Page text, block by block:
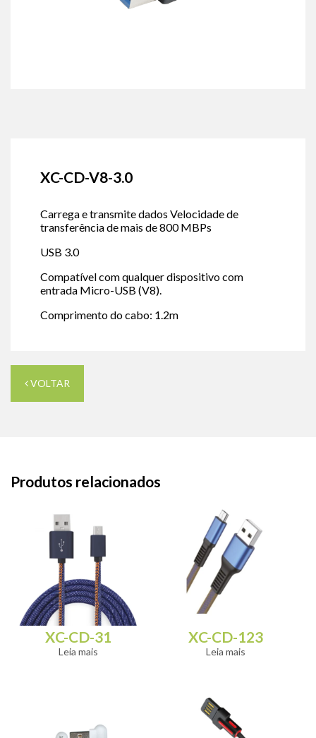
XC-CD-V8-3.0
Carrega e transmite dados Velocidade de
transferência de mais de 800 MBPs
USB 3.0
Compatível com qualquer dispositivo com
entrada Micro-USB (V8).
Comprimento do cabo: 1.2m
VOLTAR
Produtos relacionados
XC-CD-31
Leia mais
XC-CD-123
Leia mais